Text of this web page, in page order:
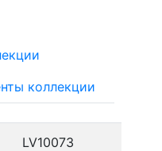
коллекции
LV10073